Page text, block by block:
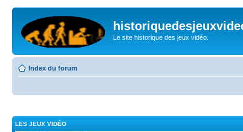
Le site historique des jeux vidéo.
Index du forum
LES JEUX VIDÉO